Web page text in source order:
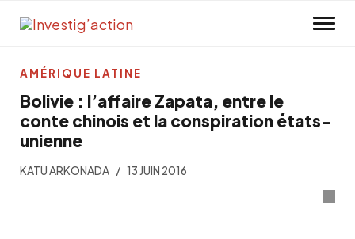
Bolivie : l’affaire Zapata, entre le
conte chinois et la conspiration états-
unienne
KATU ARKONADA 13 JUIN 2016
AMÉRIQUE LATINE